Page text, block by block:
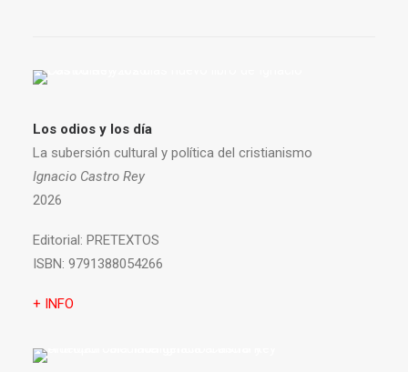
Los odios y los día
La subersión cultural y política del cristianismo
Ignacio Castro Rey
2026
Editorial: PRETEXTOS
ISBN: 9791388054266
+ INFO